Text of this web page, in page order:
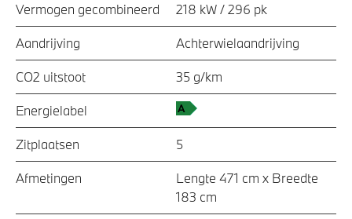
Vermogen gecombineerd 218 kW / 296 pk
Aandrijving Achterwielaandrijving
CO2 uitstoot 35 g/km
Energielabel
Zitplaatsen 5
Afmetingen
Lengte 471 cm x Breedte
183 cm